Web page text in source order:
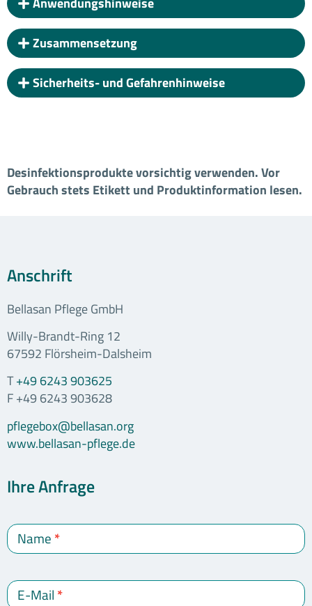
Zusammensetzung
Sicherheits- und Gefahrenhinweise
Desinfektionsprodukte vorsichtig verwenden. Vor
Gebrauch stets Etikett und Produktinformation lesen.
Anschrift
Bellasan Pflege GmbH
Willy-Brandt-Ring 12
67592 Flörsheim-Dalsheim
T+49 6243 903625
F +49 6243 903628
pflegebox@bellasan.org
www.bellasan-pflege.de
Ihre Anfrage
Kontakt
Name *
E-Mail *